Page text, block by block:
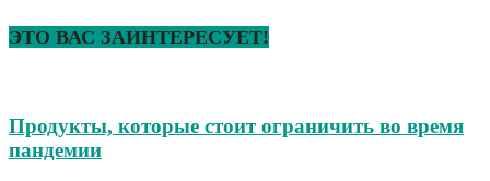
ЭТО ВАС ЗАИНТЕРЕСУЕТ!
Продукты, которые стоит ограничить во время
пандемии